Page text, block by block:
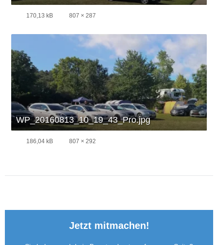
170,13 kB 807 × 287
WP_20160813_10_19_43_Pro.jpg
186,04 kB 807 × 292
Jetzt mitmachen!